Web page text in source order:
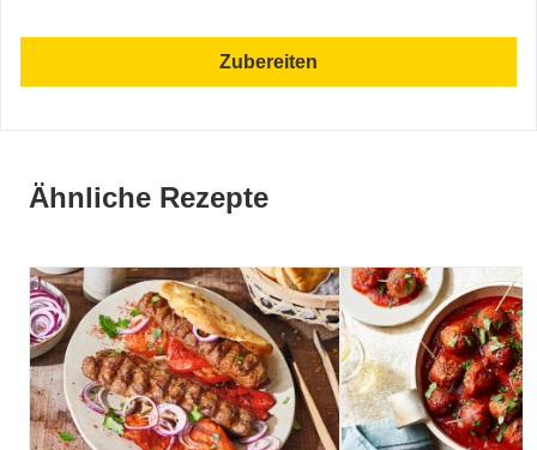
Zubereiten
Ähnliche Rezepte